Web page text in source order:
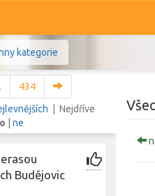
kategorie
434
| Nejdříve
ne
Budějovic